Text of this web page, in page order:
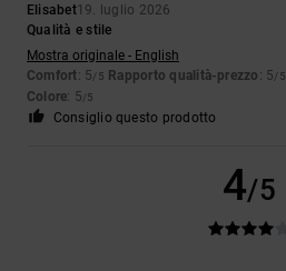
Elisabet19. luglio 2026
Qualità e stile
Mostra originale - English
Comfort: 5/5 Rapporto qualità-prezzo : 5/5
Colore: 5/5
Consiglio questo prodotto
4/5